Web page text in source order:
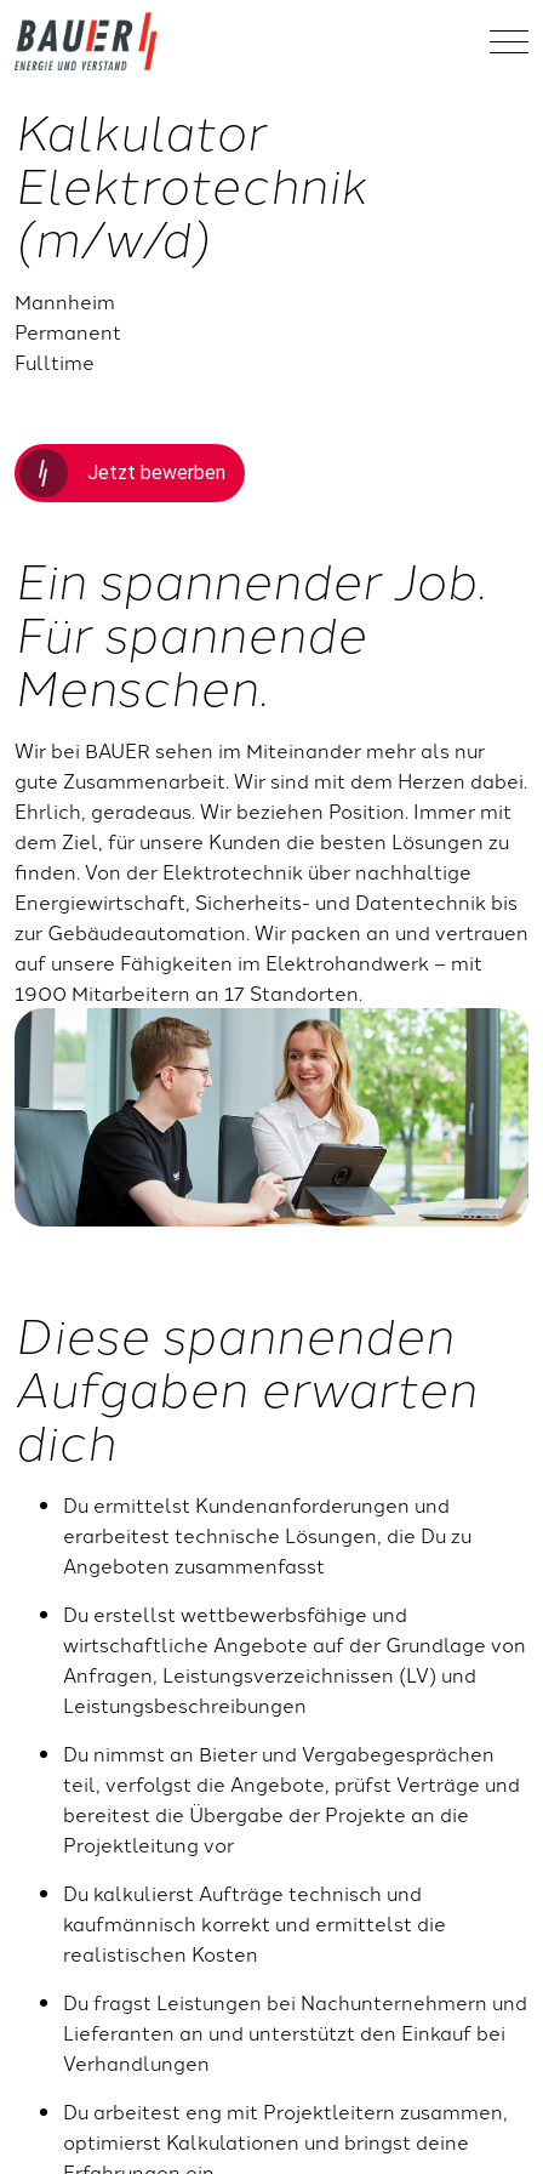
Kalkulator
Elektrotechnik
(m/w/d)
Mannheim
Permanent
Fulltime
Jetzt bewerben
Ein spannender Job.
Für spannende
Menschen.
Wir bei BAUER sehen im Miteinander mehr als nur
gute Zusammenarbeit. Wir sind mit dem Herzen dabei.
Ehrlich, geradeaus. Wir beziehen Position. Immer mit
dem Ziel, für unsere Kunden die besten Lösungen zu
finden. Von der Elektrotechnik über nachhaltige
Energiewirtschaft, Sicherheits- und Datentechnik bis
zur Gebäudeautomation. Wir packen an und vertrauen
auf unsere Fähigkeiten im Elektrohandwerk – mit
1900 Mitarbeitern an 17 Standorten.
Diese spannenden
Aufgaben erwarten
dich
Du ermittelst Kundenanforderungen und
erarbeitest technische Lösungen, die Du zu
Angeboten zusammenfasst
Du erstellst wettbewerbsfähige und
wirtschaftliche Angebote auf der Grundlage von
Anfragen, Leistungsverzeichnissen (LV) und
Leistungsbeschreibungen
Du nimmst an Bieter und Vergabegesprächen
teil, verfolgst die Angebote, prüfst Verträge und
bereitest die Übergabe der Projekte an die
Projektleitung vor
Du kalkulierst Aufträge technisch und
kaufmännisch korrekt und ermittelst die
realistischen Kosten
Du fragst Leistungen bei Nachunternehmern und
Lieferanten an und unterstützt den Einkauf bei
Verhandlungen
Du arbeitest eng mit Projektleitern zusammen,
optimierst Kalkulationen und bringst deine